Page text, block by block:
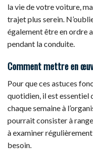
la vie de votre voiture,
trajet plus serein.
également être en ordre
pendant la conduite.
Comment mettre en
Pour que ces astuces
quotidien, il est essentiel
chaque semaine à
pourrait consister à
à examiner
besoin.